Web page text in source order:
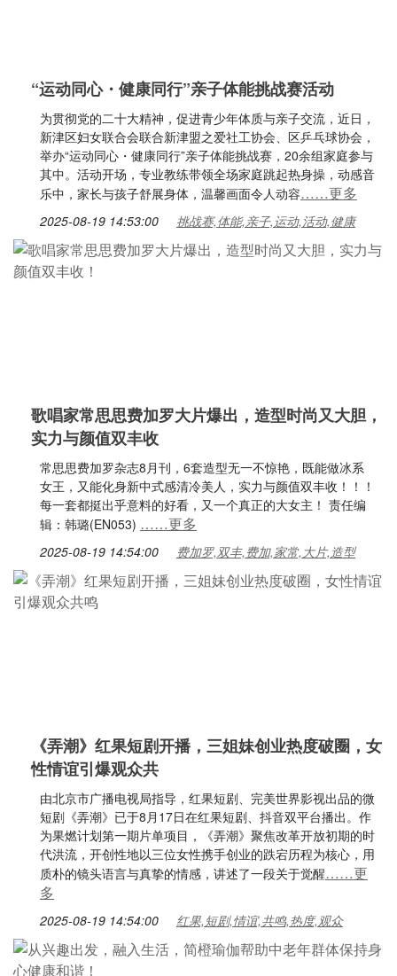
“运动同心・健康同行”亲子体能挑战赛活动
为贯彻党的二十大精神，促进青少年体质与亲子交流，近日，
新津区妇女联合会联合新津盟之爱社工协会、区乒乓球协会，
举办“运动同心・健康同行”亲子体能挑战赛，20余组家庭参与
其中。活动开场，专业教练带领全场家庭跳起热身操，动感音
乐中，家长与孩子舒展身体，温馨画面令人动容……更多
2025-08-19 14:53:00 挑战赛,体能,亲子,运动,活动,健康
歌唱家常思思费加罗大片爆出，造型时尚又大胆，
实力与颜值双丰收
常思思费加罗杂志8月刊，6套造型无一不惊艳，既能做冰系
女王，又能化身新中式感清冷美人，实力与颜值双丰收！！！
每一套都挺出乎意料的好看，又一个真正的大女主！ 责任编
辑：韩璐(EN053) ……更多
2025-08-19 14:54:00 费加罗,双丰,费加,家常,大片,造型
《弄潮》红果短剧开播，三姐妹创业热度破圈，女
性情谊引爆观众共
由北京市广播电视局指导，红果短剧、完美世界影视出品的微
短剧《弄潮》已于8月17日在红果短剧、抖音双平台播出。作
为果燃计划第一期片单项目，《弄潮》聚焦改革开放初期的时
代洪流，开创性地以三位女性携手创业的跌宕历程为核心，用
质朴的镜头语言与真挚的情感，讲述了一段关于觉醒……更
多
2025-08-19 14:54:00 红果,短剧,情谊,共鸣,热度,观众